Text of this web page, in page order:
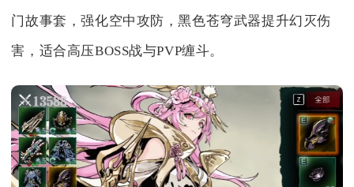
门故事套，强化空中攻防，黑色苍穹武器提升幻灭伤
害，适合高压BOSS战与PVP缠斗。